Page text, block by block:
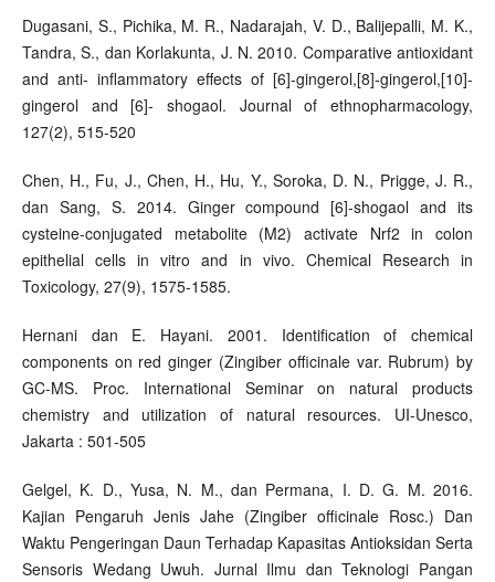
Dugasani, S., Pichika, M. R., Nadarajah, V. D., Balijepalli, M. K.,
Tandra, S., dan Korlakunta, J. N. 2010. Comparative antioxidant
and anti- inflammatory effects of [6]-gingerol,[8]-gingerol,[10]-
gingerol and [6]- shogaol. Journal of ethnopharmacology,
127(2), 515-520
Chen, H., Fu, J., Chen, H., Hu, Y., Soroka, D. N., Prigge, J. R.,
dan Sang, S. 2014. Ginger compound [6]-shogaol and its
cysteine-conjugated metabolite (M2) activate Nrf2 in colon
epithelial cells in vitro and in vivo. Chemical Research in
Toxicology, 27(9), 1575-1585.
Hernani dan E. Hayani. 2001. Identification of chemical
components on red ginger (Zingiber officinale var. Rubrum) by
GC-MS. Proc. International Seminar on natural products
chemistry and utilization of natural resources. UI-Unesco,
Jakarta : 501-505
Gelgel, K. D., Yusa, N. M., dan Permana, I. D. G. M. 2016.
Kajian Pengaruh Jenis Jahe (Zingiber officinale Rosc.) Dan
Waktu Pengeringan Daun Terhadap Kapasitas Antioksidan Serta
Sensoris Wedang Uwuh. Jurnal Ilmu dan Teknologi Pangan